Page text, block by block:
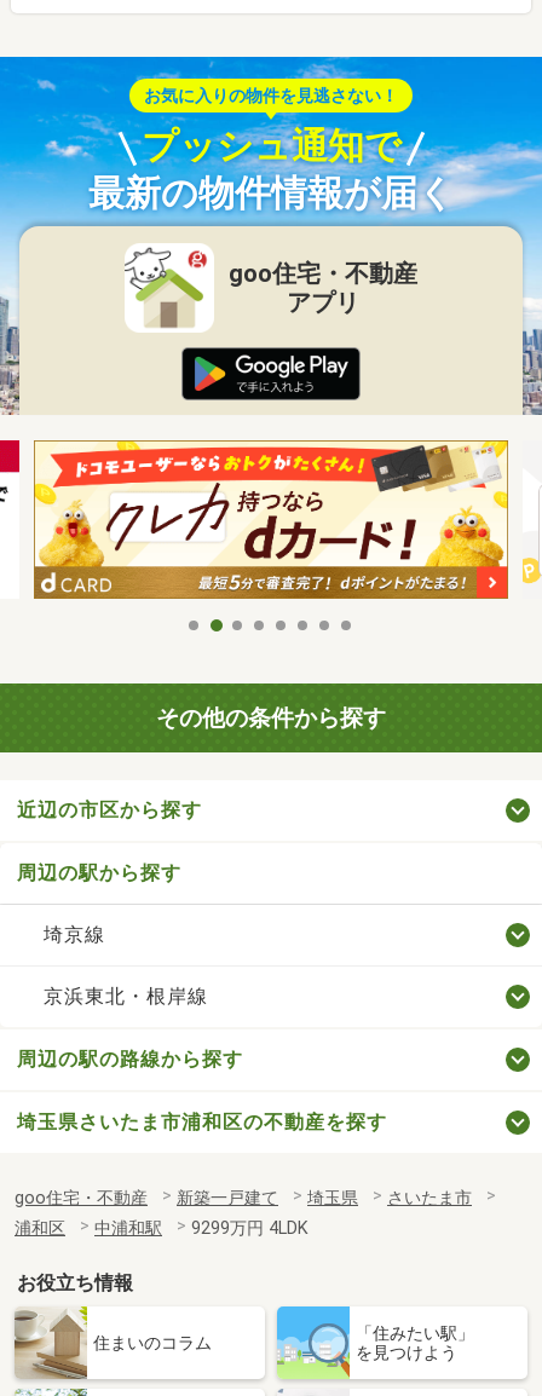
お気に入りの物件を見逃さない！
プッシュ通知で
最新の物件情報が届く
goo住宅・不動産
アプリ
その他の条件から探す
近辺の市区から探す
周辺の駅から探す
埼京線
京浜東北・根岸線
周辺の駅の路線から探す
埼玉県さいたま市浦和区の不動産を探す
goo住宅・不動産 新築一戸建て 埼玉県
さいたま市
浦和区
中浦和駅 9299万円 4LDK
お役立ち情報
住まいのコラム
「住みたい駅」
を見つけよう